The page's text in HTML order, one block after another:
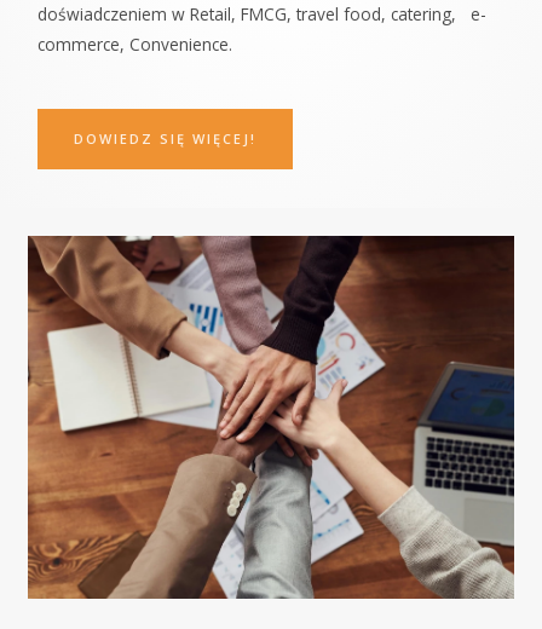
doświadczeniem w Retail, FMCG,travel food, catering, e-
commerce, Convenience.
DOWIEDZ SIĘ WIĘCEJ!